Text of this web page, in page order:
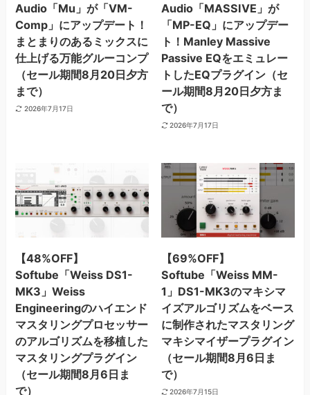
Audio「Mu」が「VM-
Comp」にアップデート！
まとまりのあるミックスに
仕上げる万能グルーコンプ
（セール期間8月20日夕方
まで）
2026年7月17日
Audio「MASSIVE」が
「MP-EQ」にアップデー
ト！Manley Massive
Passive EQをエミュレー
トしたEQプラグイン（セ
ール期間8月20日夕方ま
で）
2026年7月17日
【48%OFF】
Softube「Weiss DS1-
MK3」Weiss
Engineeringのハイエンド
マスタリングプロセッサー
のアルゴリズムを移植した
マスタリングプラグイン
（セール期間8月6日ま
で）
【69%OFF】
Softube「Weiss MM-
1」DS1-MK3のマキシマ
イズアルゴリズムをベース
に制作されたマスタリング
マキシマイザープラグイン
（セール期間8月6日ま
で）
2026年7月15日